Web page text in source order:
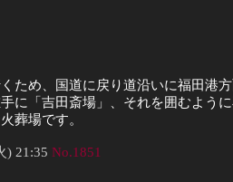
ため、国道に戻り道沿いに福田港方
に「吉田斎場」、それを囲むように
葬場です。
) 21:35 No.1851